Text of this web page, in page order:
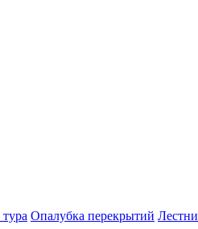
Опалубка перекрытий